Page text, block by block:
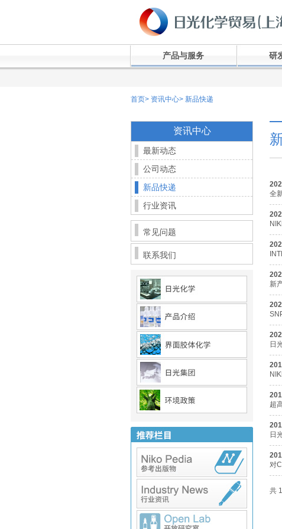
产品与服务 研
首页> 资讯中心> 新品快递
资讯中心
最新动态
公司动态
新品快递
行业资讯
常见问题
联系我们
全
新
日
超
日
对
共